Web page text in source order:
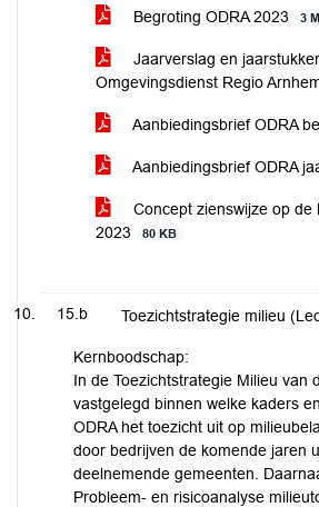
Begroting ODRA 2023 3
Jaarverslag en
Omgevingsdienst Regio
Aanbiedingsbrief ODRA
Aanbiedingsbrief ODRA
Concept zienswijze op de
2023
80 KB
15.b Toezichtstrategie milieu
Kernboodschap:
In de Toezichtstrategie Milieu van
vastgelegd binnen welke kaders
ODRA het toezicht uit op
door bedrijven de komende jaren
deelnemende gemeenten.
Probleem- en risicoanalyse